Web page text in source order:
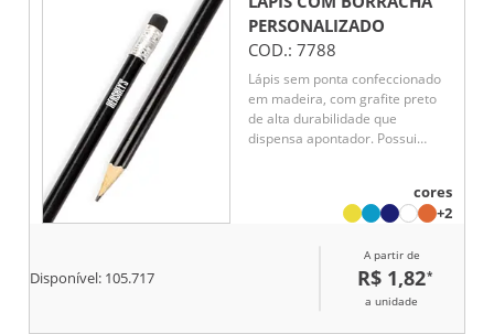
PERSONALIZADO
COD.: 7788
Lápis sem ponta confeccionado
em madeira, com grafite preto
de alta durabilidade que
dispensa apontador. Possui
funcional e sustentável, ideal
escola ou ações promocionais.
cores
+2
Disponível: 105.717
A partir de
R$ 1,82*
a unidade